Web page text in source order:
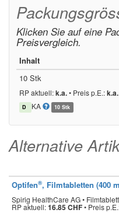
Klicken Sie auf eine
Preisvergleich.
Inhalt
10 Stk
RP aktuell:k.a.• Preis p.E.:k.a.
D KA 10 Stk
Alternative
Optifen®, Filmtabletten (400
Spirig HealthCare AG •
RP aktuell:16.85 CHF• Preis